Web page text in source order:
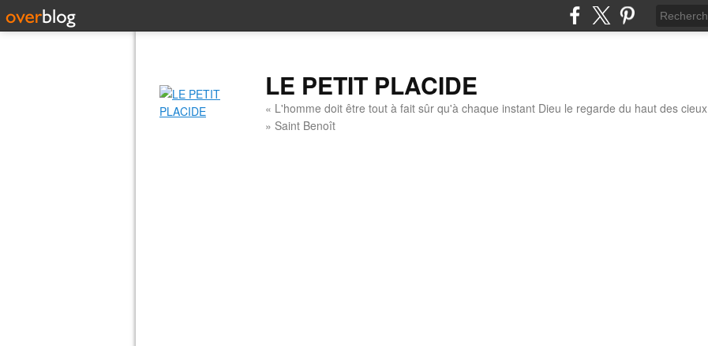
LE PETIT PLACIDE
« L'homme doit être tout à fait sûr qu'à chaque instant Dieu le regarde du haut des cieux
» Saint Benoît